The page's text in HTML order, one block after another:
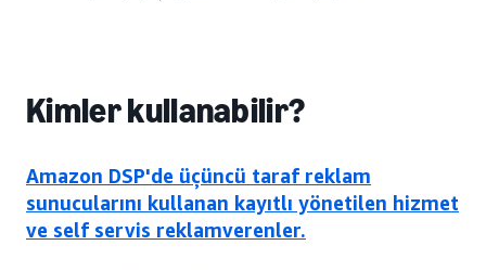
Kimler kullanabilir?
Amazon DSP'de üçüncü taraf reklam
sunucularını kullanan kayıtlı yönetilen hizmet
ve self servis reklamverenler.